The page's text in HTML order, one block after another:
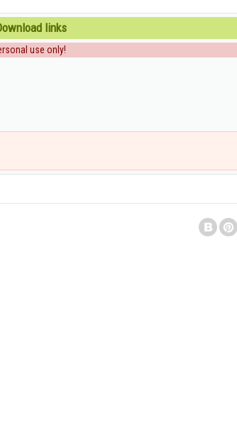
links
use only!